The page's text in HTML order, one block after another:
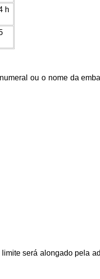
h
ou o nome da
será alongado pela